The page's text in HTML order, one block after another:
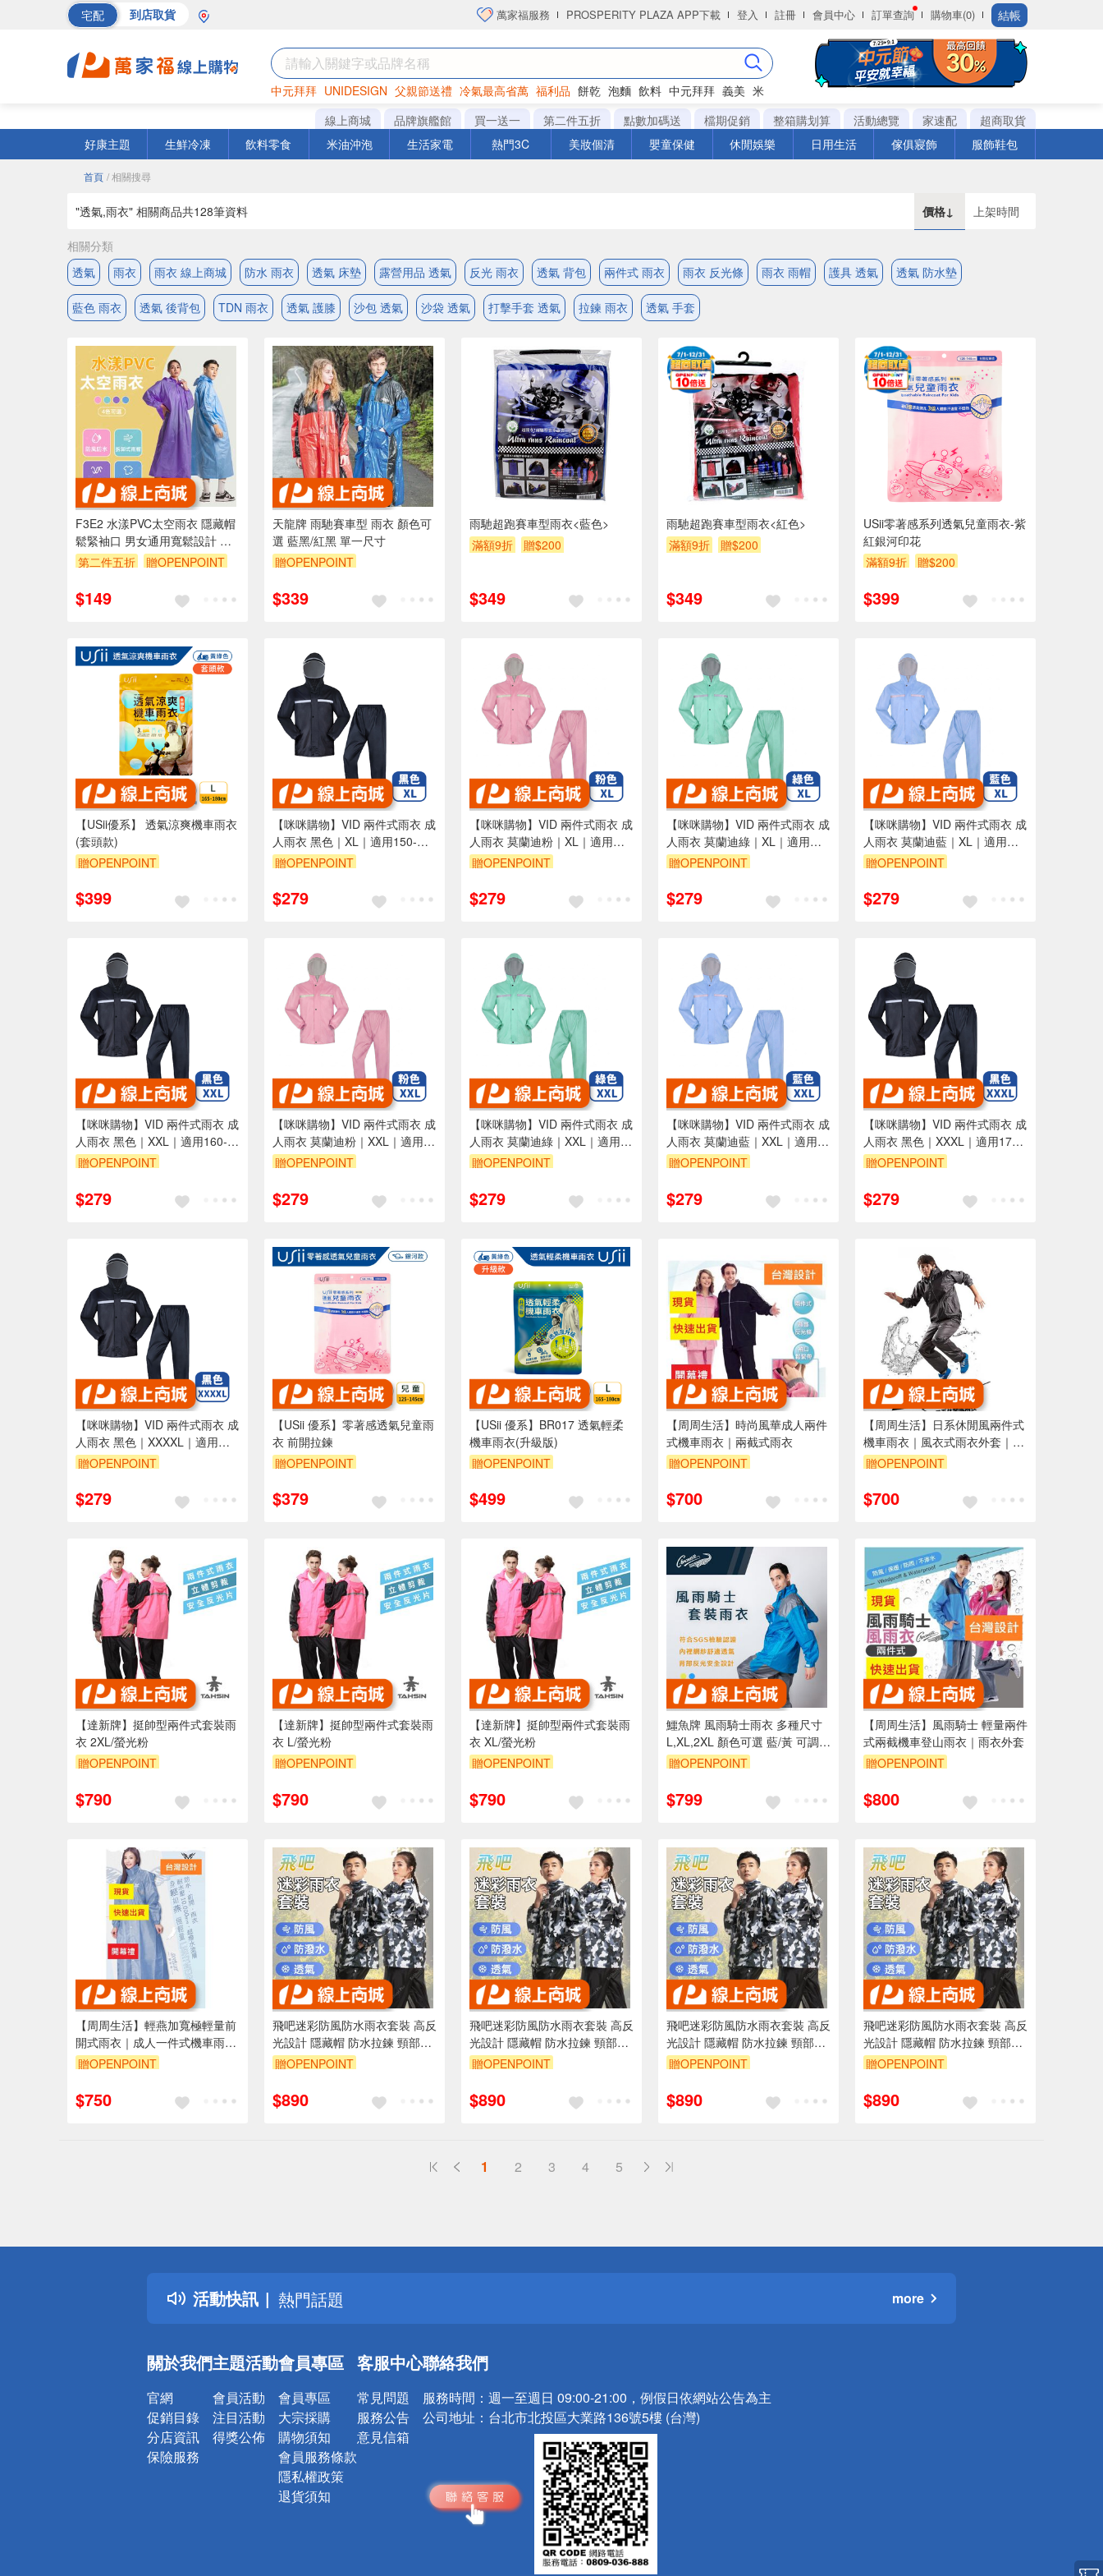
宅配 到店取貨 萬家福服務 PROSPERITY PLAZA APP下載 登入 註冊 會員中心 訂單查詢 購物車(0) 結帳
中元拜拜 UNIDESIGN 父親節送禮 冷氣最高省萬 福利品 餅乾 泡麵 飲料 中元拜拜 義美 米
罐頭 海苔 洋芋片
線上商城 品牌旗艦館 買一送一 第二件五折 點數加碼送 檔期促銷 整箱購划算 活動總覽 家速配
超商取貨
好康主題
生鮮冷凍 飲料零食 米油沖泡 生活家電 熱門3C 美妝個清 嬰童保健 休閒娛樂 日用生活 傢俱寢飾 服飾鞋包
首頁 / 相關搜尋
"透氣,雨衣" 相關商品共128筆資料 價格↓ 上架時間
相關分類
透氣
雨衣 雨衣 線上商城 防水 雨衣 透氣 床墊 露營用品 透氣 反光 雨衣 透氣 背包 兩件式 雨衣 雨衣 反光條 雨衣 雨帽 護具 透氣 透氣 防水墊
藍色 雨衣 透氣 後背包 TDN 雨衣 透氣 護膝 沙包 透氣 沙袋 透氣 打擊手套 透氣 拉鍊 雨衣 透氣 手套
F3E2 水漾PVC太空雨衣 隱藏帽
鬆緊袖口 男女通用寬鬆設計 防
水透氣四色可選-紫/綠/藍/粉
第二件五折
贈OPENPOINT
（運費不算在 2000 元的範圍
$149
天龍牌 雨馳賽車型 雨衣 顏色可
選 藍黑/紅黑 單一尺寸
贈OPENPOINT
（運費不算在 2000 元的範圍
$339
雨馳超跑賽車型雨衣<藍色>
滿額9折
贈$200
$349
雨馳超跑賽車型雨衣<紅色>
滿額9折
贈$200
$349
USii零著感系列透氣兒童雨衣-紫
紅銀河印花
滿額9折
贈$200
$399
【USii優系】 透氣涼爽機車雨衣
(套頭款)
贈OPENPOINT
$399
【咪咪購物】VID 兩件式雨衣 成
人雨衣 黑色｜XL｜適用150-
160cm
贈OPENPOINT
$279
【咪咪購物】VID 兩件式雨衣 成
人雨衣 莫蘭迪粉｜XL｜適用
150-160cm
贈OPENPOINT
$279
【咪咪購物】VID 兩件式雨衣 成
人雨衣 莫蘭迪綠｜XL｜適用
150-160cm
贈OPENPOINT
$279
【咪咪購物】VID 兩件式雨衣 成
人雨衣 莫蘭迪藍｜XL｜適用
150-160cm
贈OPENPOINT
$279
【咪咪購物】VID 兩件式雨衣 成
人雨衣 黑色｜XXL｜適用160-
170cm
贈OPENPOINT
$279
【咪咪購物】VID 兩件式雨衣 成
人雨衣 莫蘭迪粉｜XXL｜適用
160-170cm
贈OPENPOINT
$279
【咪咪購物】VID 兩件式雨衣 成
人雨衣 莫蘭迪綠｜XXL｜適用
160-170cm
贈OPENPOINT
$279
【咪咪購物】VID 兩件式雨衣 成
人雨衣 莫蘭迪藍｜XXL｜適用
160-170cm
贈OPENPOINT
$279
【咪咪購物】VID 兩件式雨衣 成
人雨衣 黑色｜XXXL｜適用170-
180cm
贈OPENPOINT
$279
【咪咪購物】VID 兩件式雨衣 成
人雨衣 黑色｜XXXXL｜適用
180-190cm
贈OPENPOINT
$279
【USii 優系】零著感透氣兒童雨
衣 前開拉鍊
贈OPENPOINT
$379
【USii 優系】BR017 透氣輕柔
機車雨衣(升級版)
贈OPENPOINT
$499
【周周生活】時尚風華成人兩件
式機車雨衣｜兩截式雨衣
贈OPENPOINT
$700
【周周生活】日系休閒風兩件式
機車雨衣｜風衣式雨衣外套｜兩
截式
贈OPENPOINT
$700
【達新牌】挺帥型兩件式套裝雨
衣 2XL/螢光粉
贈OPENPOINT
$790
【達新牌】挺帥型兩件式套裝雨
衣 L/螢光粉
贈OPENPOINT
$790
【達新牌】挺帥型兩件式套裝雨
衣 XL/螢光粉
贈OPENPOINT
$790
鱷魚牌 風雨騎士雨衣 多種尺寸
L,XL,2XL 顏色可選 藍/黃 可調袖
口 透氣設計 高反光安全設計
贈OPENPOINT
（運費不算在 2000 元的範圍
$799
【周周生活】風雨騎士 輕量兩件
式兩截機車登山雨衣｜雨衣外套
贈OPENPOINT
$800
【周周生活】輕燕加寬極輕量前
開式雨衣｜成人一件式機車雨衣
｜可背包・全開式拉鍊
贈OPENPOINT
$750
飛吧迷彩防風防水雨衣套裝 高反
光設計 隱藏帽 防水拉鍊 頸部加
高設計 多尺寸選擇 M L XL 2XL
贈OPENPOINT
（運費不算在 2000 元的範圍
$890
飛吧迷彩防風防水雨衣套裝 高反
光設計 隱藏帽 防水拉鍊 頸部加
高設計 多尺寸選擇 M L XL 2XL
贈OPENPOINT
（運費不算在 2000 元的範圍
$890
飛吧迷彩防風防水雨衣套裝 高反
光設計 隱藏帽 防水拉鍊 頸部加
高設計 多尺寸選擇 M L XL 2XL
贈OPENPOINT
（運費不算在 2000 元的範圍
$890
飛吧迷彩防風防水雨衣套裝 高反
光設計 隱藏帽 防水拉鍊 頸部加
高設計 多尺寸選擇 M L XL 2XL
贈OPENPOINT
（運費不算在 2000 元的範圍
$890
1 2 3 4 5
活動快訊
詐騙網頁！請小心！
得獎公告
熱門話題
銀行優惠
詐騙網頁！請小心！
more
關於我們
官網
促銷目錄
分店資訊
保險服務
主題活動
會員活動
注目活動
得獎公佈
會員專區
會員專區
大宗採購
購物須知
會員服務條款
隱私權政策
退貨須知
客服中心
常見問題
服務公告
意見信箱
聯絡我們
服務時間： 週一至週日 09:00-21:00，例假日依網站公告為主
公司地址： 台北市北投區大業路136號5樓 (台灣)